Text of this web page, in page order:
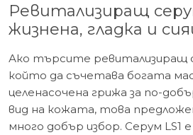
Ревитализиращ
жизнена, гладка и
Ако търсите ревитализиращ
който да съчетава богата
целенасочена грижа за по-
вид на кожата, това
много добър избор. Серум LS1